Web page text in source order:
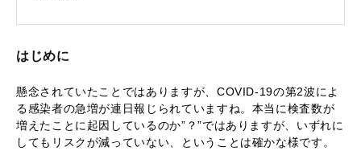
はじめに
懸念されていたことではありますが、COVID-19の第2波によ
る感染者の急増が連日報じられていますね。本当に検査数が
増えたことに起因しているのか”？”ではありますが、いずれに
してもリスクが減っていない、ということは確かな様です。